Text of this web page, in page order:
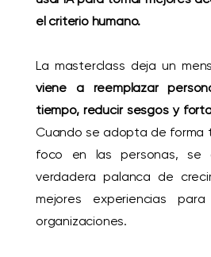
el criterio humano.
La masterclass deja un
viene a reemplazar
tiempo, reducir sesgos y
Cuando se adopta de forma
foco en las personas, se
verdadera palanca de
mejores experiencias
organizaciones.